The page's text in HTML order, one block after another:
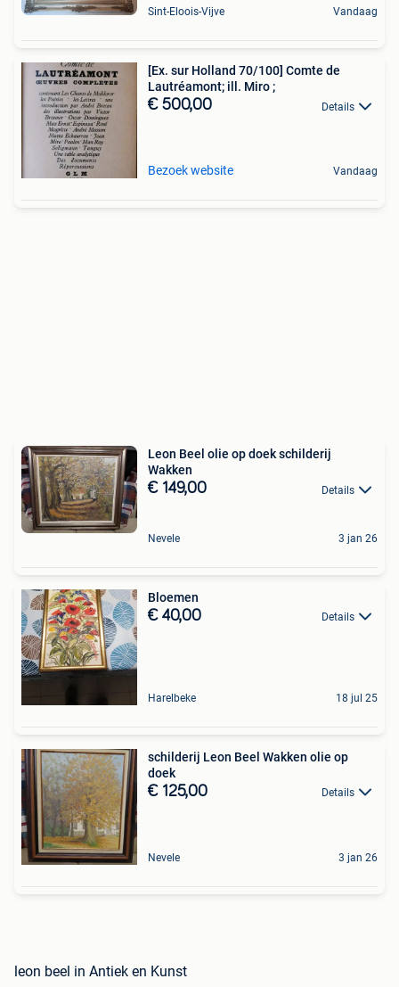
Sint-Eloois-Vijve Vandaag
[Ex. sur Holland 70/100] Comte de
Lautréamont; ill. Miro ;
€ 500,00 Details
Bezoek website Vandaag
Leon Beel olie op doek schilderij
Wakken
€ 149,00 Details
Nevele 3 jan 26
Bloemen
€ 40,00 Details
Harelbeke 18 jul 25
schilderij Leon Beel Wakken olie op
doek
€ 125,00 Details
Nevele 3 jan 26
leon beel in Antiek en Kunst